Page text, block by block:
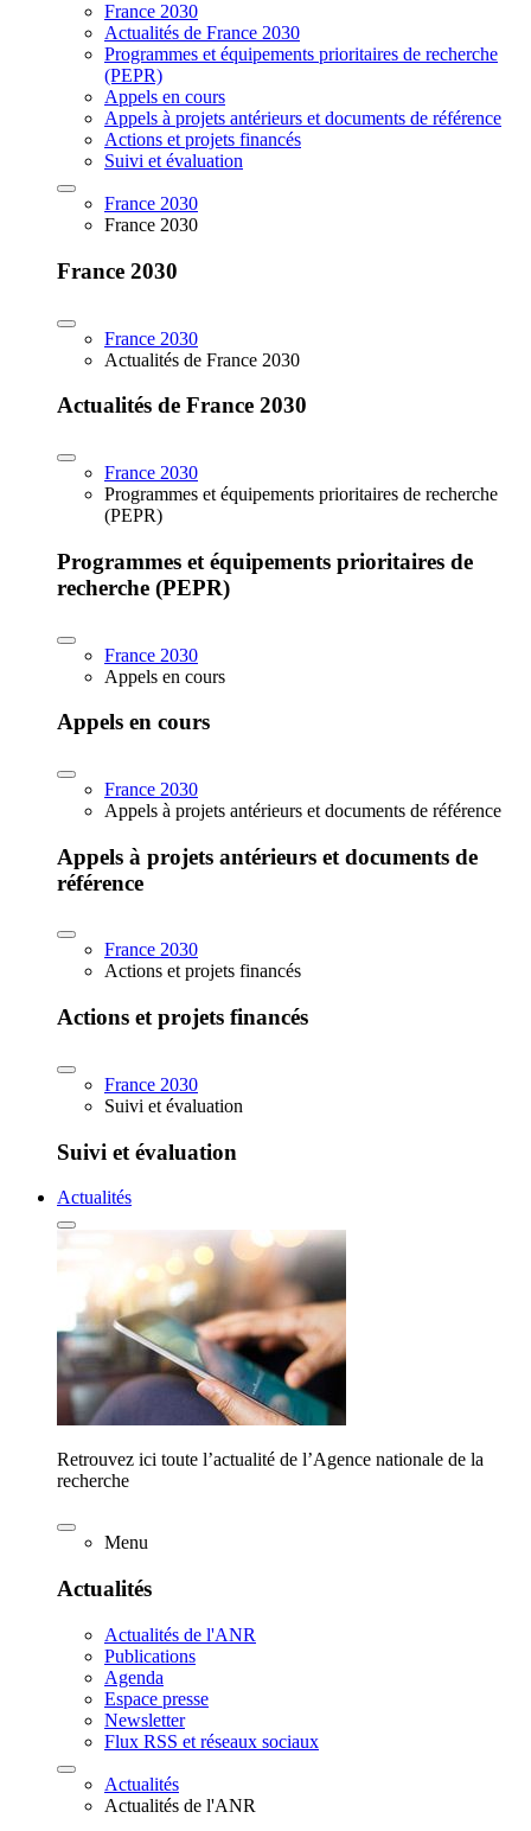
France 2030
Actualités de France 2030
Programmes et équipements prioritaires de recherche
(PEPR)
Appels en cours
Appels à projets antérieurs et documents de référence
Actions et projets financés
Suivi et évaluation
France 2030
France 2030
France 2030
France 2030
Actualités de France 2030
Actualités de France 2030
France 2030
Programmes et équipements prioritaires de recherche
(PEPR)
Programmes et équipements prioritaires de
recherche (PEPR)
France 2030
Appels en cours
Appels en cours
France 2030
Appels à projets antérieurs et documents de référence
Appels à projets antérieurs et documents de
référence
France 2030
Actions et projets financés
Actions et projets financés
France 2030
Suivi et évaluation
Suivi et évaluation
Actualités
Retrouvez ici toute l’actualité de l’Agence nationale de la
recherche
Menu
Actualités
Actualités de l'ANR
Publications
Agenda
Espace presse
Newsletter
Flux RSS et réseaux sociaux
Actualités
Actualités de l'ANR